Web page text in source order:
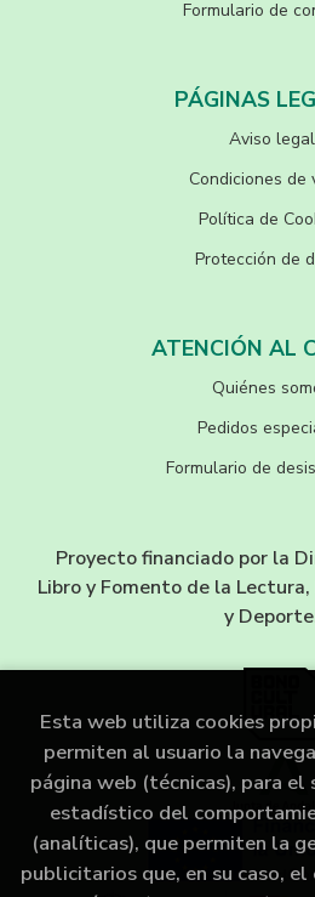
Formulario de
PÁGINAS
Aviso legal
Condiciones de
Política de
Protección de
ATENCIÓN AL
Quiénes
Pedidos
Formulario de
Proyecto financiado por la
Libro y Fomento de la
y
Esta web utiliza cookies
permiten al usuario la
página web (técnicas), para
estadístico del
(analíticas), que permiten la
publicitarios que, en su caso,